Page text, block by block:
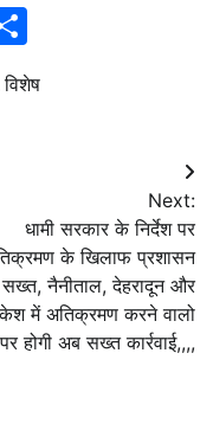
विशेष
Next:
धामी सरकार के निर्देश पर
के खिलाफ प्रशासन
सख्त, नैनीताल, देहरादून और
में अतिक्रमण करने वालो
पर होगी अब सख्त कार्रवाई,,,,